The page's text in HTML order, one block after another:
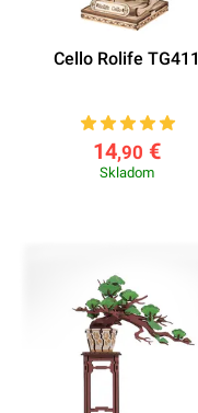
Cello Rolife TG411
14,90 €
Skladom